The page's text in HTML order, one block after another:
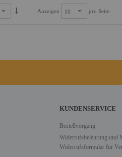
Anzeigen pro Seite
KUNDENSERVICE
Bestellvorgang
Widerrufsbelehrung und
Widerrufsformular für